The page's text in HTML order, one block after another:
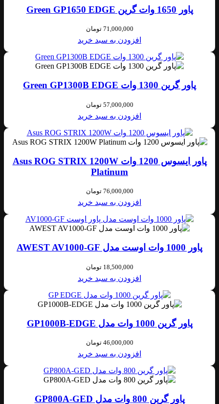
پاور 1650 وات گرین Green GP1650 EDGE
71,000,000 تومان
افزودن به سبد خرید
پاور گرین 1300 وات Green GP1300B EDGE
57,000,000 تومان
افزودن به سبد خرید
پاور ایسوس 1200 وات Asus ROG STRIX 1200W
Platinum
76,000,000 تومان
افزودن به سبد خرید
پاور 1000 وات اوست مدل AWEST AV1000-GF
18,500,000 تومان
افزودن به سبد خرید
پاور گرین 1000 وات مدل GP1000B-EDGE
46,000,000 تومان
افزودن به سبد خرید
پاور گرین 800 وات مدل GP800A-GED